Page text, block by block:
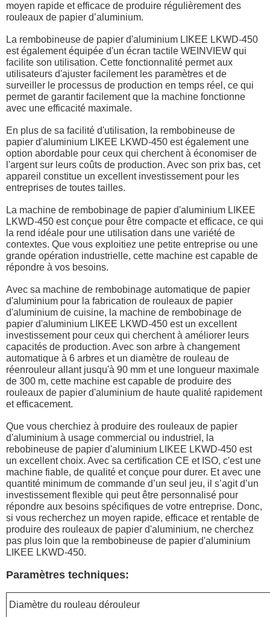
moyen rapide et efficace de produire régulièrement des
rouleaux de papier d’aluminium.
La rembobineuse de papier d'aluminium LIKEE LKWD-450
est également équipée d'un écran tactile WEINVIEW qui
facilite son utilisation. Cette fonctionnalité permet aux
utilisateurs d'ajuster facilement les paramètres et de
surveiller le processus de production en temps réel, ce qui
permet de garantir facilement que la machine fonctionne
avec une efficacité maximale.
En plus de sa facilité d'utilisation, la rembobineuse de
papier d'aluminium LIKEE LKWD-450 est également une
option abordable pour ceux qui cherchent à économiser de
l'argent sur leurs coûts de production. Avec son prix bas, cet
appareil constitue un excellent investissement pour les
entreprises de toutes tailles.
La machine de rembobinage de papier d'aluminium LIKEE
LKWD-450 est conçue pour être compacte et efficace, ce qui
la rend idéale pour une utilisation dans une variété de
contextes. Que vous exploitiez une petite entreprise ou une
grande opération industrielle, cette machine est capable de
répondre à vos besoins.
Avec sa machine de rembobinage automatique de papier
d'aluminium pour la fabrication de rouleaux de papier
d'aluminium de cuisine, la machine de rembobinage de
papier d'aluminium LIKEE LKWD-450 est un excellent
investissement pour ceux qui cherchent à améliorer leurs
capacités de production. Avec son arbre à changement
automatique à 6 arbres et un diamètre de rouleau de
réenrouleur allant jusqu'à 90 mm et une longueur maximale
de 300 m, cette machine est capable de produire des
rouleaux de papier d'aluminium de haute qualité rapidement
et efficacement.
Que vous cherchiez à produire des rouleaux de papier
d'aluminium à usage commercial ou industriel, la
rebobineuse de papier d'aluminium LIKEE LKWD-450 est
un excellent choix. Avec sa certification CE et ISO, c'est une
machine fiable, de qualité et conçue pour durer. Et avec une
quantité minimum de commande d’un seul jeu, il s’agit d’un
investissement flexible qui peut être personnalisé pour
répondre aux besoins spécifiques de votre entreprise. Donc,
si vous recherchez un moyen rapide, efficace et rentable de
produire des rouleaux de papier d'aluminium, ne cherchez
pas plus loin que la rembobineuse de papier d'aluminium
LIKEE LKWD-450.
Paramètres techniques:
Diamètre du rouleau dérouleur